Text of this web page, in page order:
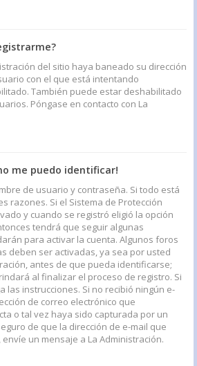
del sitio haya baneado su dirección
con el que está intentando
También puede estar deshabilitado
Póngase en contacto con La
me puedo identificar!
de usuario y contraseña. Si todo está
razones. Si el Sistema de Protección
y cuando se registró eligió la opción
tendrá que seguir algunas
para activar la cuenta. Algunos foros
deben ser activadas, ya sea por usted
antes de que pueda identificarse;
al finalizar el proceso de registro. Si
las instrucciones. Si no recibió ningún e-
de correo electrónico que
o tal vez haya sido capturada por un
de que la dirección de e-mail que
un mensaje a La Administración.